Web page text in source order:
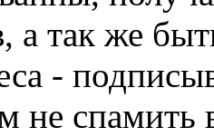
а так же
-
не спамить